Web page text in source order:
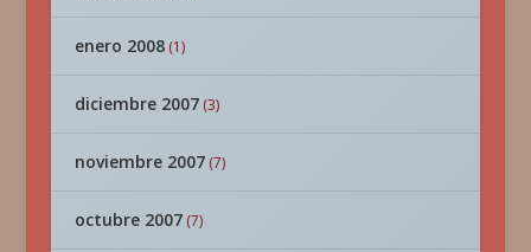
enero 2008(1)
diciembre 2007(3)
noviembre 2007(7)
octubre 2007(7)